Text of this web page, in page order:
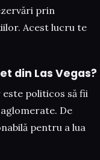
prin
Acest lucru te
din Las Vegas?
politicos să fii
De
pentru a lua